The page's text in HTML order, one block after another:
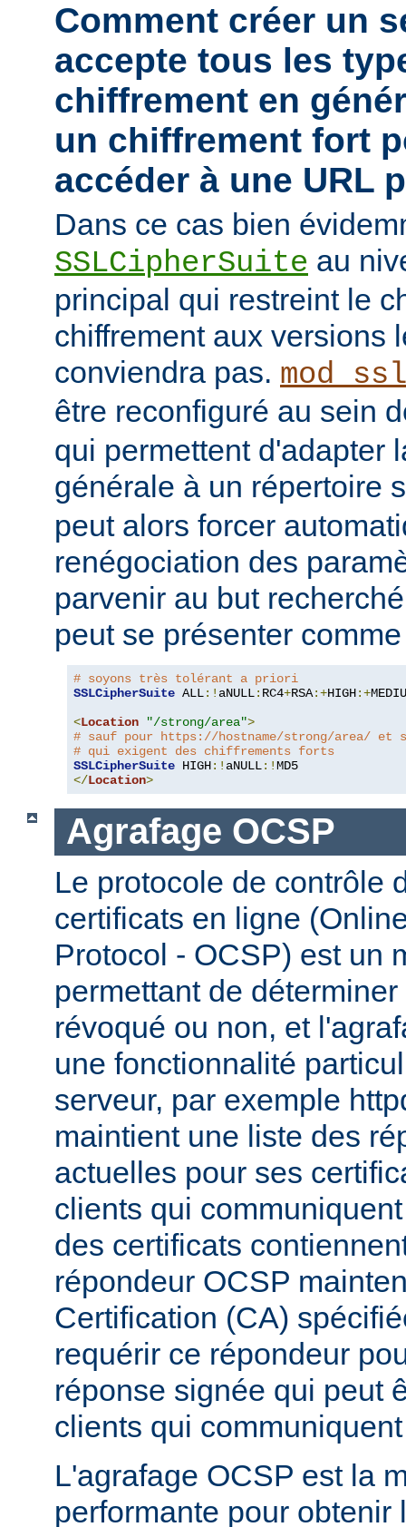
Comment créer un
accepte tous les
chiffrement en
un chiffrement fort
accéder à une URL
Dans ce cas bien
SSLCipherSuite au
principal qui restreint le
chiffrement aux versions
conviendra pas. mod_ssl
être reconfiguré au sein
qui permettent d'adapter
générale à un répertoire
peut alors forcer
renégociation des
parvenir au but
peut se présenter
# soyons très tolérant a priori
SSLCipherSuite ALL:! aNULL: RC4+RSA:+HIGH:+
<Location "/strong/area">
# sauf pour https://hostname/strong/area/ et
# qui exigent des chiffrements forts
SSLCipherSuite HIGH:! aNULL:!
</Location>
Agrafage OCSP
Le protocole de contrôle
certificats en ligne
Protocol - OCSP) est un
permettant de
révoqué ou non, et
une fonctionnalité
serveur, par exemple
maintient une liste des
actuelles pour ses
clients qui
des certificats
répondeur OCSP
Certification (CA)
requérir ce répondeur
réponse signée qui peut
clients qui
L'agrafage OCSP est la
performante pour obtenir